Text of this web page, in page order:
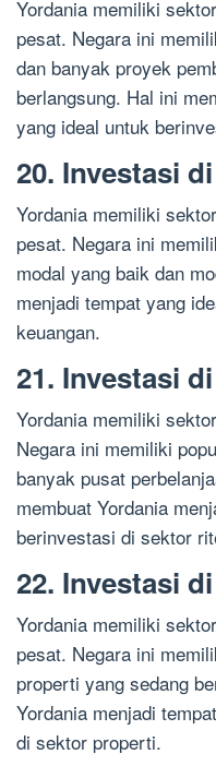
Yordania memiliki
pesat. Negara ini
dan banyak proyek
berlangsung. Hal ini
yang ideal untuk
20. Investasi
Yordania memiliki
pesat. Negara ini
modal yang baik dan
menjadi tempat yang
keuangan.
21. Investasi
Yordania memiliki
Negara ini memiliki
banyak pusat
membuat Yordania
berinvestasi di sektor
22. Investasi
Yordania memiliki
pesat. Negara ini
properti yang sedang
Yordania menjadi
di sektor properti.